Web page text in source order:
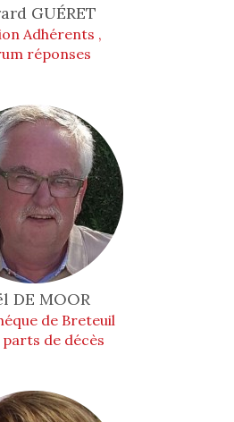
GUÉRET
Adhérents ,
réponses
DE MOOR
de Breteuil
parts de décès